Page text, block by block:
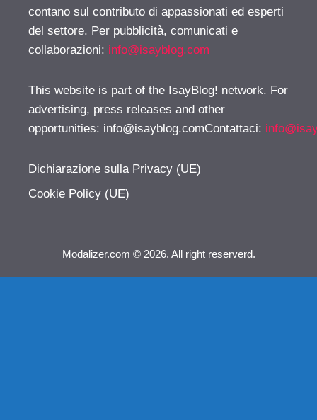
contano sul contributo di appassionati ed esperti
del settore. Per pubblicità, comunicati e
collaborazioni: info@isayblog.com
This website is part of the IsayBlog! network. For
advertising, press releases and other
opportunities: info@isayblog.comContattaci:
Dichiarazione sulla Privacy (UE)
Cookie Policy (UE)
Modalizer.com © 2026. All right reserverd.